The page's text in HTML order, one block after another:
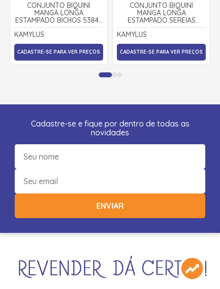
CONJUNTO BIQUINI
MANGA LONGA
ESTAMPADO BICHOS 53846
- KAMYLUS
KAMYLUS
CADASTRE-SE PARA VER PREÇOS
CONJUNTO BIQUINI
MANGA LONGA
ESTAMPADO SEREIAS
53844 - KAMYLUS
KAMYLUS
CADASTRE-SE PARA VER PREÇOS
Cadastre-se e fique por dentro de todas as
novidades
ENVIAR